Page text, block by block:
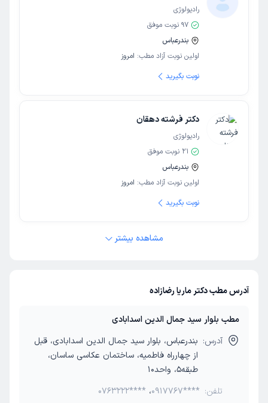
رادیولوژی
97 نوبت موفق
بندرعباس
اولین نوبت آزاد مطب: امروز
نوبت بگیرید
دکتر فرشته دهقان
رادیولوژی
21 نوبت موفق
بندرعباس
اولین نوبت آزاد مطب: امروز
نوبت بگیرید
مشاهده بیشتر
آدرس مطب دکتر ماریا رضازاده
مطب بلوار سید جمال الدین اسدابادی
آدرس: بندرعباس، بلوار سید جمال الدین اسدابادی، قبل
از چهارراه فاطمیه، ساختمان عکاسی ساسان،
طبقه5، واحد10
تلفن:
0763222**** ،0917767****